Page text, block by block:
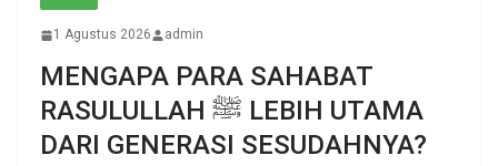
1 Agustus 2026 admin
MENGAPA PARA SAHABAT
RASULULLAH ﷺ LEBIH UTAMA
DARI GENERASI SESUDAHNYA?